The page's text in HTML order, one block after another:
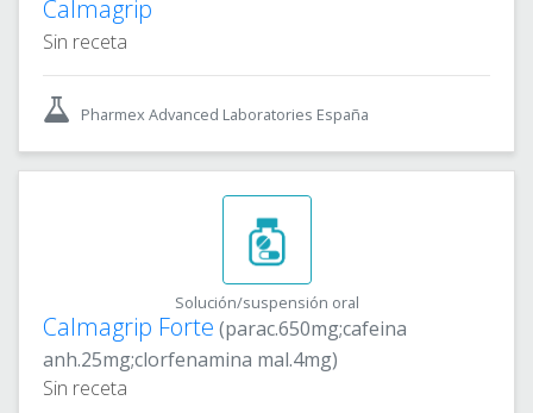
Calmagrip
Sin receta
Pharmex Advanced Laboratories España
Solución/suspensión oral
Calmagrip Forte (parac.650mg;cafeina
anh.25mg;clorfenamina mal.4mg)
Sin receta